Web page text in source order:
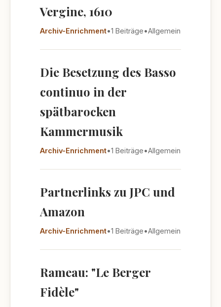
Vergine, 1610
Archiv-Enrichment•1 Beiträge•Allgemein
Die Besetzung des Basso
continuo in der
spätbarocken
Kammermusik
Archiv-Enrichment•1 Beiträge•Allgemein
Partnerlinks zu JPC und
Amazon
Archiv-Enrichment•1 Beiträge•Allgemein
Rameau: "Le Berger
Fidèle"